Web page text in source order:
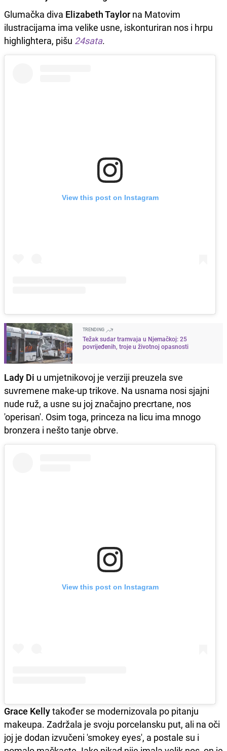
Glumačka diva Elizabeth Taylor na Matovim
ilustracijama ima velike usne, iskonturiran nos i hrpu
highlightera, pišu 24sata.
View this post on Instagram
TRENDING
Težak sudar tramvaja u Njemačkoj: 25
povrijeđenih, troje u životnoj opasnosti
Lady Di u umjetnikovoj je verziji preuzela sve
suvremene make-up trikove. Na usnama nosi sjajni
nude ruž, a usne su joj značajno precrtane, nos
'operisan'. Osim toga, princeza na licu ima mnogo
bronzera i nešto tanje obrve.
View this post on Instagram
Grace Kellytakođer se modernizovala po pitanju
makeupa. Zadržala je svoju porcelansku put, ali na oči
joj je dodan izvučeni 'smokey eyes', a postale su i